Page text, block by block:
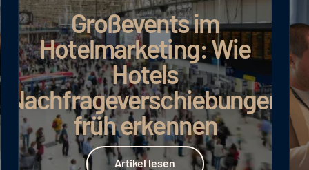
Großevents im
Hotelmarketing: Wie
Hotels
Nachfrageverschiebungen
früh erkennen
Artikel lesen
Artikel lesen